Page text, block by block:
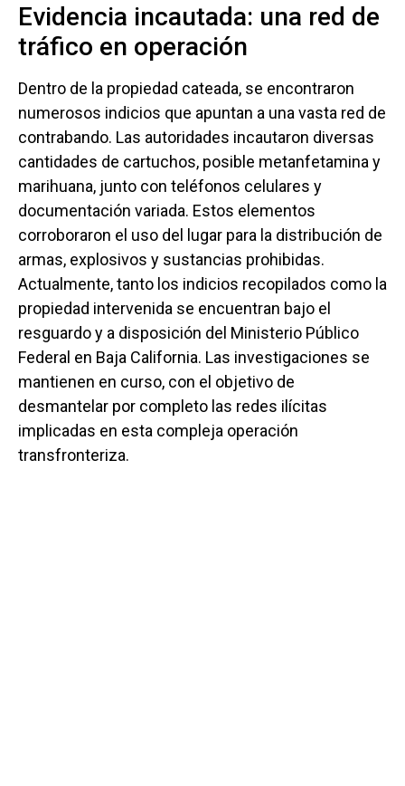
Evidencia incautada: una red de
tráfico en operación
Dentro de la propiedad cateada, se encontraron
numerosos indicios que apuntan a una vasta red de
contrabando. Las autoridades incautaron diversas
cantidades de cartuchos, posible metanfetamina y
marihuana, junto con teléfonos celulares y
documentación variada. Estos elementos
corroboraron el uso del lugar para la distribución de
armas, explosivos y sustancias prohibidas.
Actualmente, tanto los indicios recopilados como la
propiedad intervenida se encuentran bajo el
resguardo y a disposición del Ministerio Público
Federal en Baja California. Las investigaciones se
mantienen en curso, con el objetivo de
desmantelar por completo las redes ilícitas
implicadas en esta compleja operación
transfronteriza.